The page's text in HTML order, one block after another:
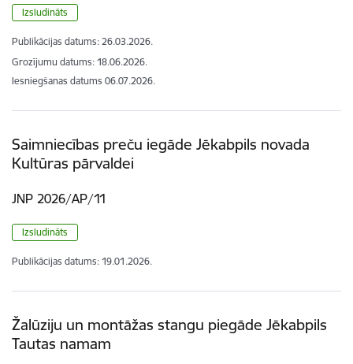
Izsludināts
Publikācijas datums: 26.03.2026.
Grozījumu datums: 18.06.2026.
Iesniegšanas datums 06.07.2026.
Saimniecības preču iegāde Jēkabpils novada
Kultūras pārvaldei
JNP 2026/AP/11
Izsludināts
Publikācijas datums: 19.01.2026.
Žalūziju un montāžas stangu piegāde Jēkabpils
Tautas namam